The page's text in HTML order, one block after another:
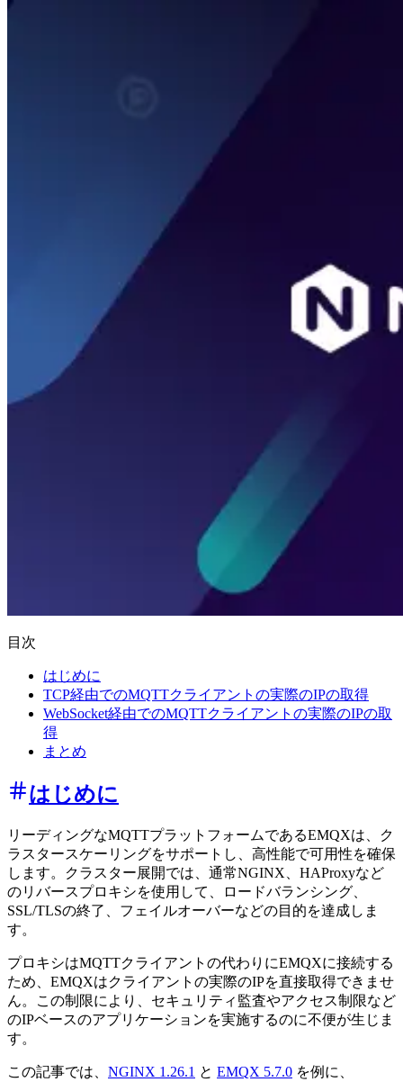
目次
はじめに
TCP経由でのMQTTクライアントの実際のIPの取得
WebSocket経由でのMQTTクライアントの実際のIPの取
得
まとめ
はじめに
リーディングなMQTTプラットフォームであるEMQXは、ク
ラスタースケーリングをサポートし、高性能で可用性を確保
します。クラスター展開では、通常NGINX、HAProxyなど
のリバースプロキシを使用して、ロードバランシング、
SSL/TLSの終了、フェイルオーバーなどの目的を達成しま
す。
プロキシはMQTTクライアントの代わりにEMQXに接続する
ため、EMQXはクライアントの実際のIPを直接取得できませ
ん。この制限により、セキュリティ監査やアクセス制限など
のIPベースのアプリケーションを実施するのに不便が生じま
す。
この記事では、 NGINX 1.26.1 と EMQX 5.7.0 を例に、